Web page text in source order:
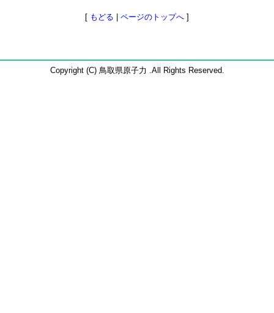
[ もどる ページのトップへ ]
Copyright (C) 鳥取県原子力 .All Rights Reserved.